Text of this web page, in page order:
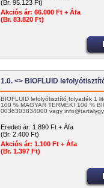
(Br. 95.123 Ft)
Akciós ár: 66.000 Ft + Áfa
(Br. 83.820 Ft)
1.0. <> BIOFLUID
BIOFLUID lefolyótisztító folyadék 1
100 % MAGYAR TERMÉK! 100 %
0036303834000 vagy
Eredeti ár: 1.890 Ft + Áfa
(Br. 2.400 Ft)
Akciós ár: 1.100 Ft + Áfa
(Br. 1.397 Ft)